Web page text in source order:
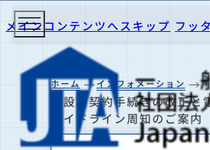
メインコンテンツへスキップ フッ
ホーム インフォメーション
建設業契約手続きの改正と
ガイドライン周知のご案内